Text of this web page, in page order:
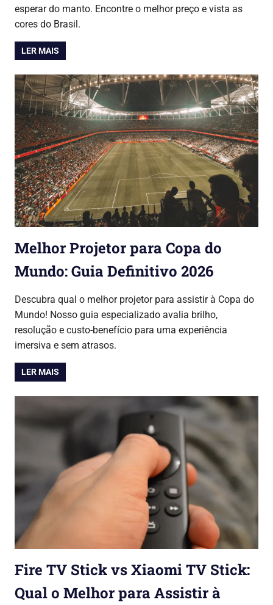
esperar do manto. Encontre o melhor preço e vista as
cores do Brasil.
LER MAIS
Melhor Projetor para Copa do
Mundo: Guia Definitivo 2026
Descubra qual o melhor projetor para assistir à Copa do
Mundo! Nosso guia especializado avalia brilho,
resolução e custo-benefício para uma experiência
imersiva e sem atrasos.
LER MAIS
Fire TV Stick vs Xiaomi TV Stick:
Qual o Melhor para Assistir à